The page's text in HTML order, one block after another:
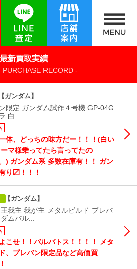
最新買取実績
PURCHASE RECORD -
【ガンダム】
限定 ガンダム試作４号機 GP-04G
白...
体、どっちの味方だー！！！(白い
マ様乗ってたら言ってたの
) ガンダム系 多数在庫有！！ ガン
り〼！！！
【ガンダム】
我主 我が主 メタルビルド プレバ
ムバル...
こせ！！バルバトス！！！！ メタ
、プレバン限定品など高価買